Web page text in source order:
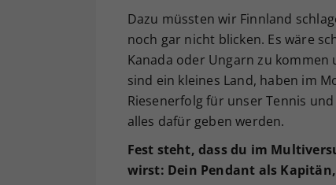
Dazu müssten wir Finnland
noch gar nicht blicken. Es wäre
Kanada oder Ungarn zu kommen
sind ein kleines Land, haben im
Riesenerfolg für unser Tennis
alles dafür geben werden.
Fest steht, dass du im
wirst: Dein Pendant als